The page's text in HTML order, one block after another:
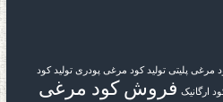
مرغی پلیتی تولید کود مرغی پودری تولید کود
ارگانیک فروش کود مرغی